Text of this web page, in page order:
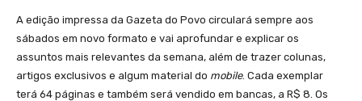
A edição impressa da Gazeta do Povo circulará sempre aos
sábados em novo formato e vai aprofundar e explicar os
assuntos mais relevantes da semana, além de trazer colunas,
artigos exclusivos e algum material do mobile. Cada exemplar
terá 64 páginas e também será vendido em bancas, a R$ 8. Os